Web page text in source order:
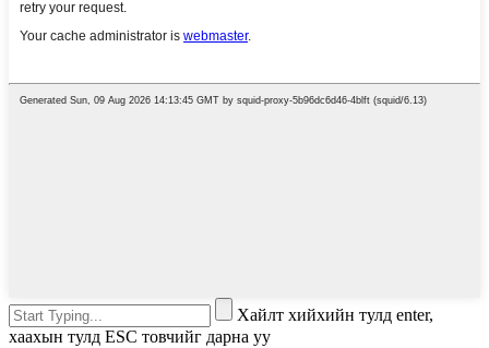
Хайлт хийхийн тулд enter,
хаахын тулд ESC товчийг дарна уу